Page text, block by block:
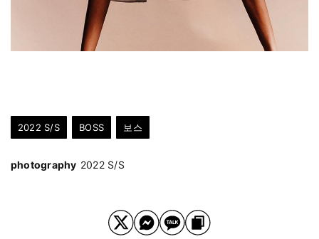
2022 S/S BOSS 보스
photography 2022 S/S